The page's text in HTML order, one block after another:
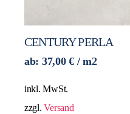
CENTURY PERLA
ab: 37,00€ / m2
inkl. MwSt.
zzgl.Versand